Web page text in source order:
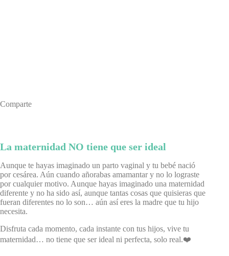
Comparte
La maternidad NO tiene que ser ideal
Aunque te hayas imaginado un parto vaginal y tu bebé nació
por cesárea. Aún cuando añorabas amamantar y no lo lograste
por cualquier motivo. Aunque hayas imaginado una maternidad
diferente y no ha sido así, aunque tantas cosas que quisieras que
fueran diferentes no lo son… aún así eres la madre que tu hijo
necesita.
Disfruta cada momento, cada instante con tus hijos, vive tu
maternidad… no tiene que ser ideal ni perfecta, solo real.❤️